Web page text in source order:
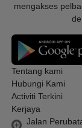
mengakses
Tentang kami
Hubungi Kami
Activiti Terkini
Kerjaya
Jalan